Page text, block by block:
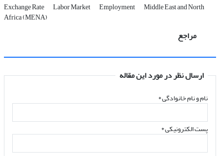
Exchange Rate Labor Market Employment Middle East and North
Africa (MENA)
مراجع
ارسال نظر در مورد این مقاله
نام و نام خانوادگی*
پست الکترونیکی*